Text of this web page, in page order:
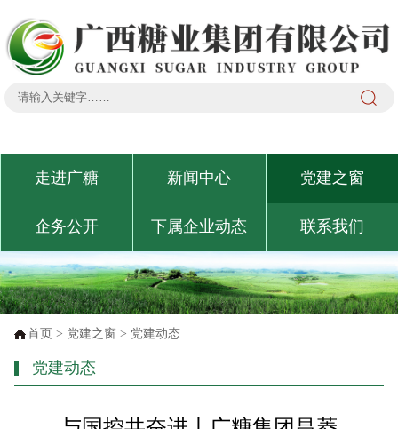
走进广糖 新闻中心 党建之窗
企务公开 下属企业动态 联系我们
首页 > 党建之窗 > 党建动态
党建动态